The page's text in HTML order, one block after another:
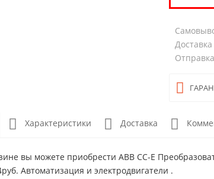
Характеристики Доставка
вы можете приобрести ABB CC-E
Автоматизация и электродвигатели .